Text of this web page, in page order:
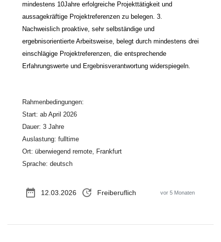
mindestens 10Jahre erfolgreiche Projekttätigkeit und
aussagekräftige Projektreferenzen zu belegen. 3.
Nachweislich proaktive, sehr selbständige und
ergebnisorientierte Arbeitsweise, belegt durch mindestens drei
einschlägige Projektreferenzen, die entsprechende
Erfahrungswerte und Ergebnisverantwortung widerspiegeln.
Rahmenbedingungen:
Start: ab April 2026
Dauer: 3 Jahre
Auslastung: fulltime
Ort: überwiegend remote, Frankfurt
Sprache: deutsch
date_range 12.03.2026 update Freiberuflich vor 5 Monaten